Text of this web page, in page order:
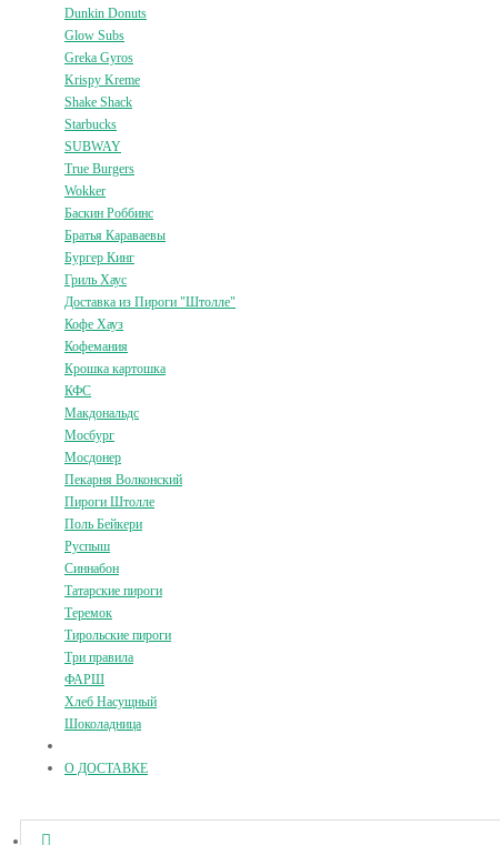
Dunkin Donuts
Glow Subs
Greka Gyros
Krispy Kreme
Shake Shack
Starbucks
SUBWAY
True Burgers
Wokker
Баскин Роббинс
Братья Караваевы
Бургер Кинг
Гриль Хаус
Доставка из Пироги "Штолле"
Кофе Хауз
Кофемания
Крошка картошка
КФС
Макдональдс
Мосбург
Мосдонер
Пекарня Волконский
Пироги Штолле
Поль Бейкери
Руспыш
Синнабон
Татарские пироги
Теремок
Тирольские пироги
Три правила
ФАРШ
Хлеб Насущный
Шоколадница
О ДОСТАВКЕ